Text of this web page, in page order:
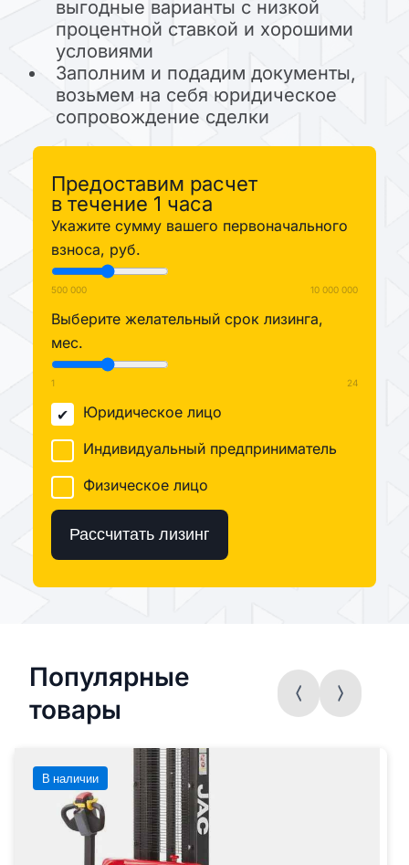
выгодные варианты с низкой
процентной ставкой и хорошими
условиями
Заполним и подадим документы,
возьмем на себя юридическое
сопровождение сделки
Предоставим расчет
в течение 1 часа
Укажите сумму вашего первоначального
взноса, руб.
500 000 10 000 000
Выберите желательный срок лизинга,
мес.
1 24
Юридическое лицо
Индивидуальный предприниматель
Физическое лицо
Рассчитать лизинг
Популярные
товары
В наличии